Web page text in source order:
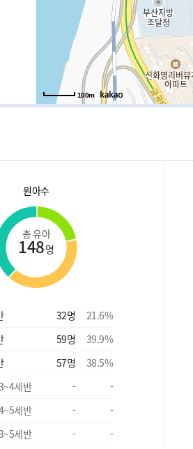
100m
원아수
총 유아
148명
32명 21.6%
59명 39.9%
57명 38.5%
세반
-
-
세반
-
-
세반
-
-